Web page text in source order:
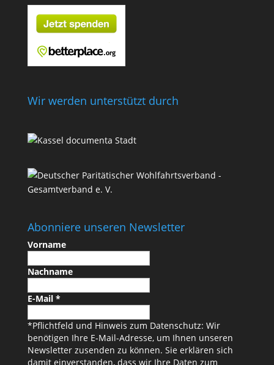
Wir werden unterstützt durch
Abonniere unseren Newsletter
Vorname
Nachname
E-Mail *
*Pflichtfeld und Hinweis zum Datenschutz: Wir
benötigen Ihre E-Mail-Adresse, um Ihnen unseren
Newsletter zusenden zu können. Sie erklären sich
damit einverstanden, dass wir Ihre Daten zum